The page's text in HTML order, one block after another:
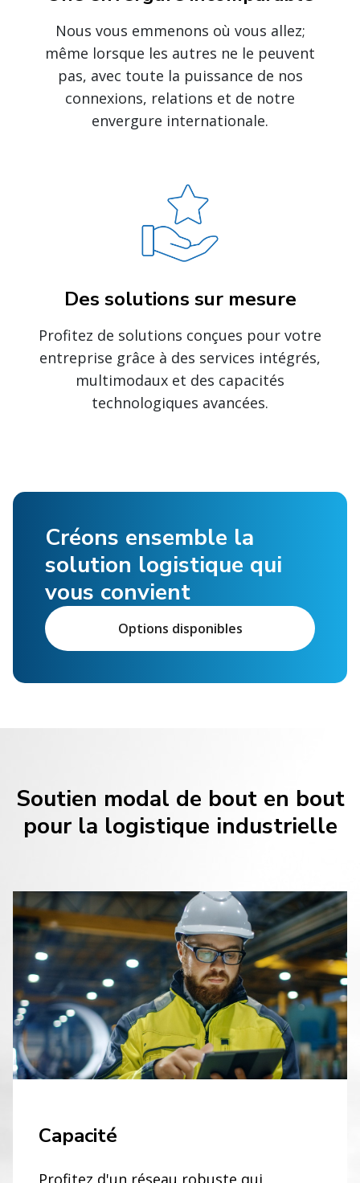
Nous vous emmenons où vous allez;
même lorsque les autres ne le peuvent
pas, avec toute la puissance de nos
connexions, relations et de notre
envergure internationale.
Des solutions sur mesure
Profitez de solutions conçues pour votre
entreprise grâce à des services intégrés,
multimodaux et des capacités
technologiques avancées.
Créons ensemble la
solution logistique qui
vous convient
Options disponibles
Soutien modal de bout en bout
pour la logistique industrielle
Capacité
Profitez d'un réseau robuste qui